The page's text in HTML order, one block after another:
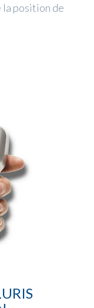
position de